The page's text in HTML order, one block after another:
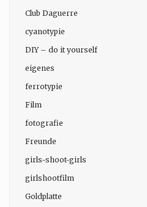
Club Daguerre
cyanotypie
DIY – do it yourself
eigenes
ferrotypie
Film
fotografie
Freunde
girls-shoot-girls
girlshootfilm
Goldplatte